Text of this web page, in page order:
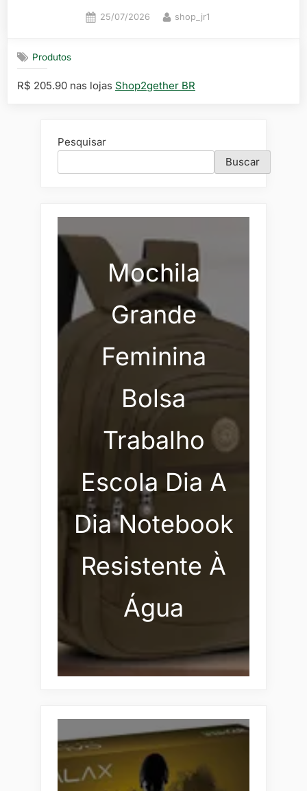
Posted
25/07/2026 By
shop_jr1
Produtos
R$ 205.90 nas lojas Shop2gether BR
Pesquisar
Buscar
Mochila
Grande
Feminina
Bolsa
Trabalho
Escola Dia A
Dia Notebook
Resistente À
Água